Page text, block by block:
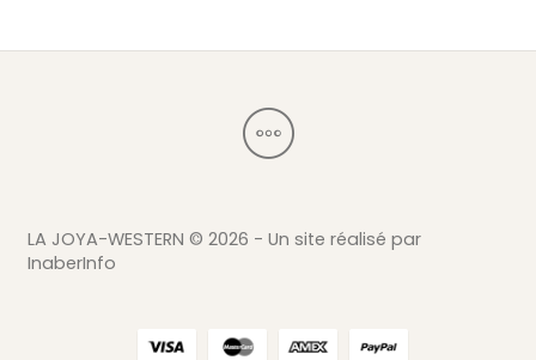
LA JOYA-WESTERN © 2026 - Un site réalisé par
InaberInfo